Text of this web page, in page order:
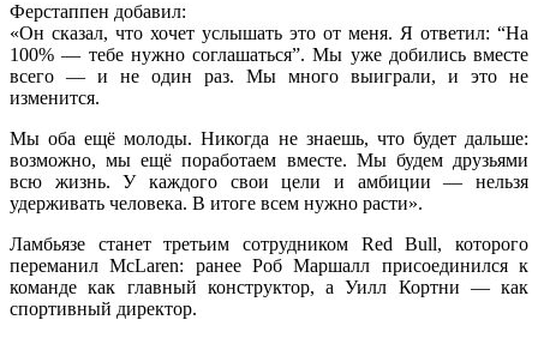
Ферстаппен добавил:
«Он сказал, что хочет услышать это от меня. Я ответил: “На
100% — тебе нужно соглашаться”. Мы уже добились вместе
всего — и не один раз. Мы много выиграли, и это не
изменится.
Мы оба ещё молоды. Никогда не знаешь, что будет дальше:
возможно, мы ещё поработаем вместе. Мы будем друзьями
всю жизнь. У каждого свои цели и амбиции — нельзя
удерживать человека. В итоге всем нужно расти».
Ламбьязе станет третьим сотрудником Red Bull, которого
переманил McLaren: ранее Роб Маршалл присоединился к
команде как главный конструктор, а Уилл Кортни — как
спортивный директор.